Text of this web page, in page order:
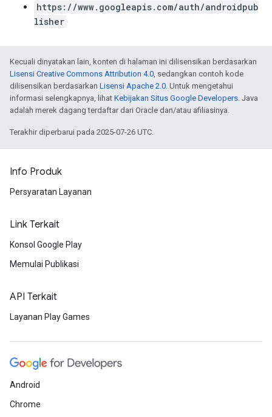
https://www.googleapis.com/auth/androidpub
lisher
Kecuali dinyatakan lain, konten di halaman ini dilisensikan berdasarkan
Lisensi Creative Commons Attribution 4.0, sedangkan contoh kode
dilisensikan berdasarkan Lisensi Apache 2.0. Untuk mengetahui
informasi selengkapnya, lihat Kebijakan Situs Google Developers. Java
adalah merek dagang terdaftar dari Oracle dan/atau afiliasinya.
Terakhir diperbarui pada 2025-07-26 UTC.
Info Produk
Persyaratan Layanan
Link Terkait
Konsol Google Play
Memulai Publikasi
API Terkait
Layanan Play Games
Android
Chrome